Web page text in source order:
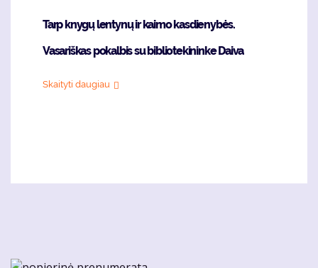
Tarp knygų lentynų ir kaimo kasdienybės.
Vasariškas pokalbis su bibliotekininke Daiva
Skaityti daugiau